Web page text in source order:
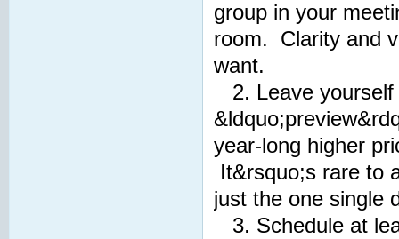
group in your
room. Clarity and
want.
2. Leave yourself
year-long higher
It&rsquo;s rare to
just the one single
3. Schedule at